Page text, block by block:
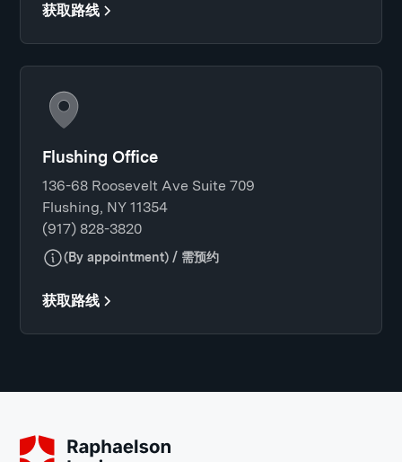
获取路线
Flushing Office
136-68 Roosevelt Ave Suite 709
Flushing, NY 11354
(917) 828-3820
(By appointment) / 需预约
获取路线